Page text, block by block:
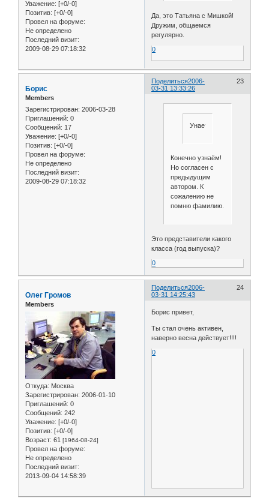
Уважение: [+0/-0]
Позитив: [+0/-0]
Провел на форуме:
Не определено
Последний визит:
2009-08-29 07:18:32
Да, это Татьяна с Мишкой!
Дружим, общаемся
регулярно.
0
Поделиться 23
2006-
03-31 13:33:26
Борис
Members
Зарегистрирован: 2006-03-28
Приглашений: 0
Сообщений: 17
Уважение: [+0/-0]
Позитив: [+0/-0]
Провел на форуме:
Не определено
Последний визит:
2009-08-29 07:18:32
Унаете
Конечно узнаём!
Но согласен с
предыдущим
автором. К
сожалению не
помню фамилию.
Это представители какого
класса (год выпуска)?
0
Поделиться 24
2006-
03-31 14:25:43
Олег Громов
Members
Откуда: Москва
Зарегистрирован: 2006-01-10
Приглашений: 0
Сообщений: 242
Уважение: [+0/-0]
Позитив: [+0/-0]
Возраст: 61 [1964-08-24]
Провел на форуме:
Не определено
Последний визит:
2013-09-04 14:58:39
Борис привет,
Ты стал очень активен,
наверно весна действует!!!!
0